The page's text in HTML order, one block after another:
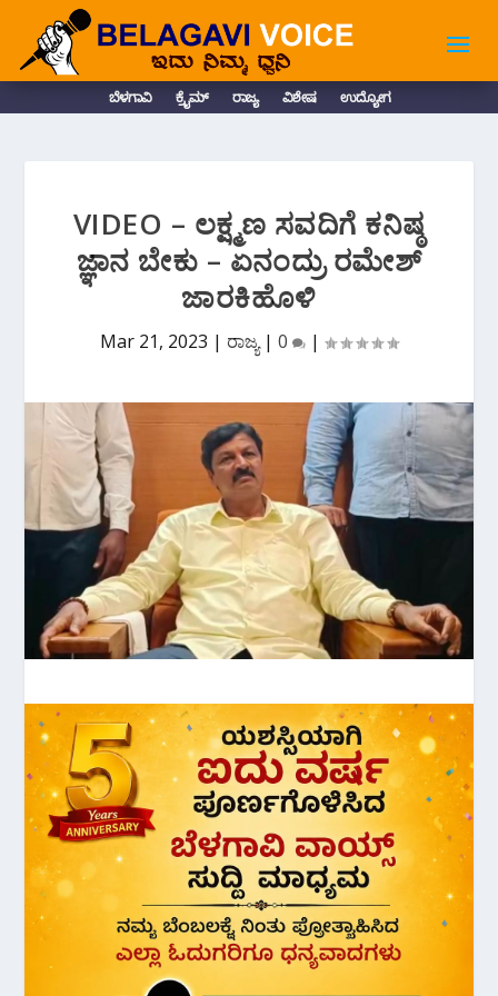
ಬೆಳಗಾವಿ ಕ್ರೈಮ್ ರಾಜ್ಯ ವಿಶೇಷ ಉದ್ಯೋಗ
VIDEO – ಲಕ್ಷ್ಮಣ ಸವದಿಗೆ ಕನಿಷ್ಠ
ಜ್ಞಾನ ಬೇಕು – ಏನಂದ್ರು ರಮೇಶ್
ಜಾರಕಿಹೊಳಿ
Mar 21, 2023 | ರಾಜ್ಯ| 0 |